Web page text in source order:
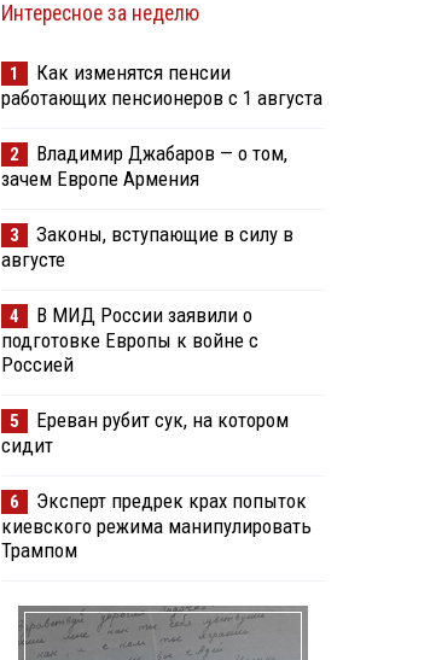
Интересное за неделю
1
Как изменятся пенсии
работающих пенсионеров с 1 августа
2
Владимир Джабаров — о том,
зачем Европе Армения
3
Законы, вступающие в силу в
августе
4
В МИД России заявили о
подготовке Европы к войне с
Россией
5
Ереван рубит сук, на котором
сидит
6
Эксперт предрек крах попыток
киевского режима манипулировать
Трампом